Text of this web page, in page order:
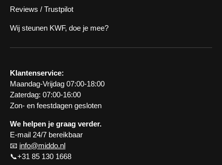
Reviews / Trustpilot
Wij steunen KWF, doe je mee?
Klantenservice:
Maandag-Vrijdag 07:00-18:00
Zaterdag: 07:00-16:00
Zon- en feestdagen gesloten
We helpen je graag verder.
E-mail 24/7 bereikbaar
📧 info@middo.nl
📞+31 85 130 1668